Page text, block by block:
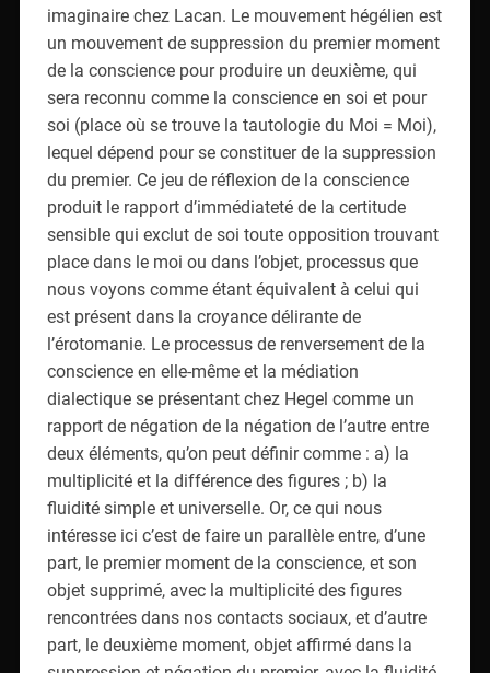
imaginaire chez Lacan. Le mouvement hégélien est
un mouvement de suppression du premier moment
de la conscience pour produire un deuxième, qui
sera reconnu comme la conscience en soi et pour
soi (place où se trouve la tautologie du Moi = Moi),
lequel dépend pour se constituer de la suppression
du premier. Ce jeu de réflexion de la conscience
produit le rapport d’immédiateté de la certitude
sensible qui exclut de soi toute opposition trouvant
place dans le moi ou dans l’objet, processus que
nous voyons comme étant équivalent à celui qui
est présent dans la croyance délirante de
l’érotomanie. Le processus de renversement de la
conscience en elle-même et la médiation
dialectique se présentant chez Hegel comme un
rapport de négation de la négation de l’autre entre
deux éléments, qu’on peut définir comme : a) la
multiplicité et la différence des figures ; b) la
fluidité simple et universelle. Or, ce qui nous
intéresse ici c’est de faire un parallèle entre, d’une
part, le premier moment de la conscience, et son
objet supprimé, avec la multiplicité des figures
rencontrées dans nos contacts sociaux, et d’autre
part, le deuxième moment, objet affirmé dans la